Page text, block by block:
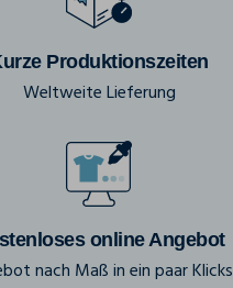
Produktionszeiten
Weltweite Lieferung
online Angebot
nach Maß in ein paar Klicks